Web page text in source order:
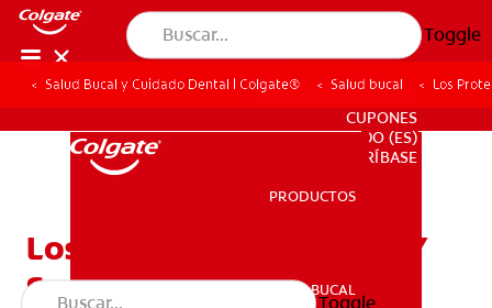
Toggle
PARA PROFESIONALES
CUPONES
DO (ES)
SUSCRÍBASE
PRODUCTOS
SALUD BUCAL
Toggle
Salud Bucal y Cuidado Dental | Colgate® Salud bucal Los
Los Protectores Bucales Y
Su Mantenimiento